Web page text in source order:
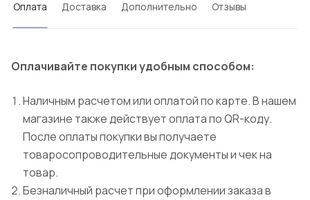
Оплата Доставка Дополнительно Отзывы
Оплачивайте покупки удобным способом:
Наличным расчетом или оплатой по карте. В нашем
магазине также действует оплата по QR-коду.
После оплаты покупки вы получаете
товаросопроводительные документы и чек на
товар.
Безналичный расчет при оформлении заказа в